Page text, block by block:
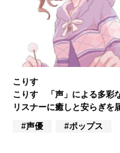
こりす
こりす 「声」による多彩
リスナーに癒しと安らぎを
#声優
#ポップス